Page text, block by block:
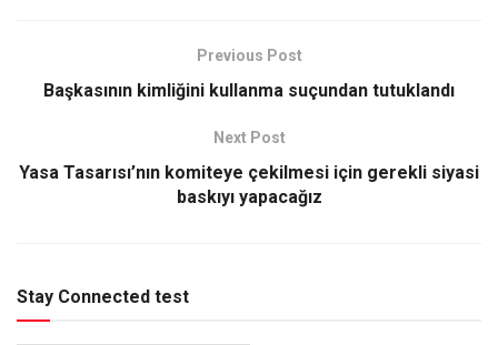
Previous Post
Başkasının kimliğini kullanma suçundan tutuklandı
Next Post
Yasa Tasarısı’nın komiteye çekilmesi için gerekli siyasi
baskıyı yapacağız
Stay Connected test